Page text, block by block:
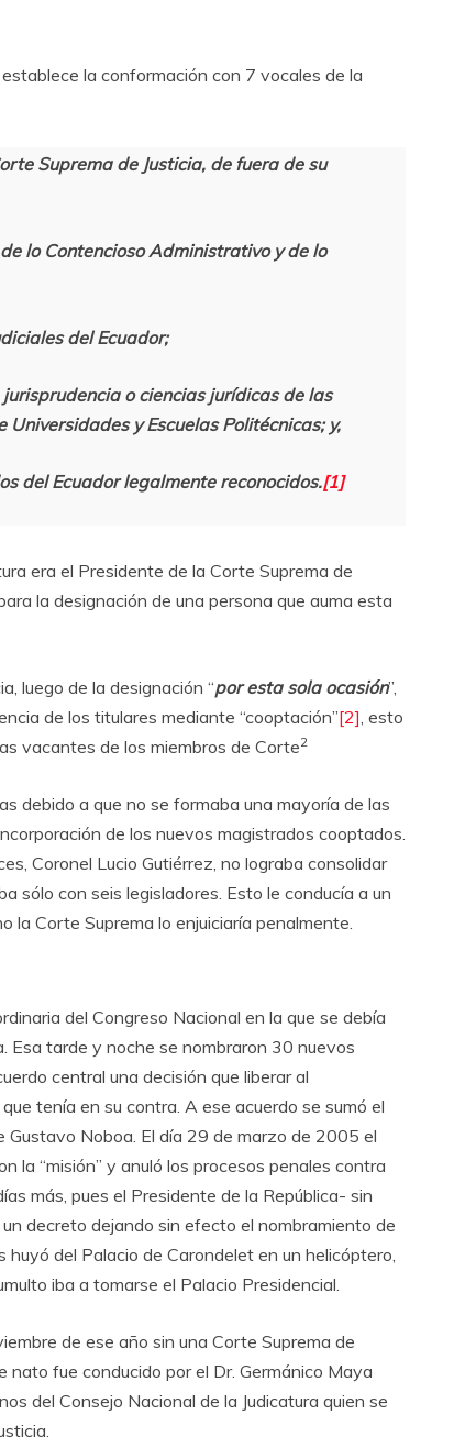
la conformación con 7 vocales de la
Suprema de Justicia, de fuera de su
lo Contencioso Administrativo y de lo
del Ecuador;
o ciencias jurídicas de las
y Escuelas Politécnicas; y,
del Ecuador legalmente reconocidos.[1]
era el Presidente de la Corte Suprema de
la designación de una persona que auma esta
luego de la designación “por esta sola ocasión”,
de los titulares mediante “cooptación”[2] , esto
vacantes de los miembros de Corte2
debido a que no se formaba una mayoría de las
de los nuevos magistrados cooptados.
Coronel Lucio Gutiérrez, no lograba consolidar
sólo con seis legisladores. Esto le conducía a un
la Corte Suprema lo enjuiciaría penalmente.
del Congreso Nacional en la que se debía
Esa tarde y noche se nombraron 30 nuevos
central una decisión que liberar al
tenía en su contra. A ese acuerdo se sumó el
Gustavo Noboa. El día 29 de marzo de 2005 el
la “misión” y anuló los procesos penales contra
más, pues el Presidente de la República- sin
decreto dejando sin efecto el nombramiento de
huyó del Palacio de Carondelet en un helicóptero,
iba a tomarse el Palacio Presidencial.
de ese año sin una Corte Suprema de
nato fue conducido por el Dr. Germánico Maya
del Consejo Nacional de la Judicatura quien se